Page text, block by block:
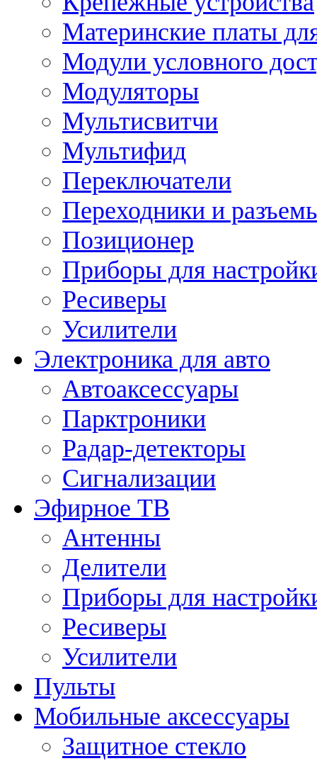
Материнские платы
Модули условного
Модуляторы
Мультисвитчи
Мультифид
Переключатели
Переходники и
Позиционер
Приборы для
Ресиверы
Усилители
Электроника для авто
Автоаксессуары
Парктроники
Радар-детекторы
Сигнализации
Эфирное ТВ
Антенны
Делители
Приборы для
Ресиверы
Усилители
Пульты
Мобильные аксессуары
Защитное стекло